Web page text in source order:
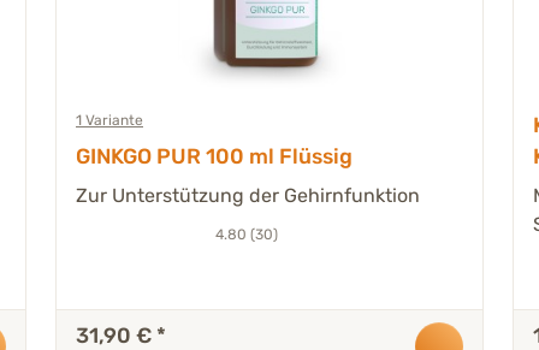
1 Variante
GINKGO PUR 100 ml Flüssig
Zur Unterstützung der Gehirnfunktion
4.80 (30)
31,90 € *